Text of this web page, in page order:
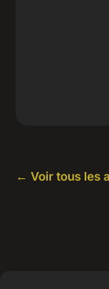
← Voir tous les